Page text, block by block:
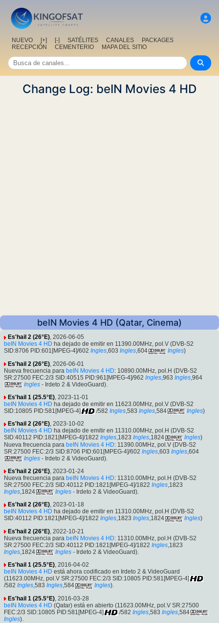
NUEVO [+] [-] SATÉLITES CANALES
PACKAGES
RECEPCIÓN
CEMENTERIO MAPA DEL SITIO
Change Log: beIN Movies 4 HD
beIN Movies 4 HD (Qatar, Cinema)
Es'hail 2 (26°E), 2026-06-05
beIN Movies 4 HD ha dejado de emitir en 11390.00MHz, pol.V (DVB-S2
SID:8706 PID:601[MPEG-4]/602 Ingles,603 Ingles,604 Ingles)
Es'hail 2 (26°E) , 2026-06-01
Nueva frecuencia para beIN Movies 4 HD: 10890.00MHz, pol.H (DVB-S2
SR:27500 FEC:2/3 SID:40515 PID:961[MPEG-4]/962 Ingles ,963 Ingles ,964
Ingles - Irdeto 2 & VideoGuard).
Es'hail 1 (25.5°E), 2023-11-01
beIN Movies 4 HD ha dejado de emitir en 11623.00MHz, pol.V (DVB-S2
SID:10805 PID:581[MPEG-4]
/582 Ingles,583 Ingles,584 Ingles)
Es'hail 2 (26°E), 2023-10-02
beIN Movies 4 HD ha dejado de emitir en 11310.00MHz, pol.H (DVB-S2
SID:40112 PID:1821[MPEG-4]/1822 Ingles,1823 Ingles,1824 Ingles)
Nueva frecuencia para beIN Movies 4 HD: 11390.00MHz, pol.V (DVB-S2
SR:27500 FEC:2/3 SID:8706 PID:601[MPEG-4]/602 Ingles ,603 Ingles ,604
Ingles - Irdeto 2 & VideoGuard).
Es'hail 2 (26°E), 2023-01-24
Nueva frecuencia para beIN Movies 4 HD: 11310.00MHz, pol.H (DVB-S2
SR:27500 FEC:2/3 SID:40112 PID:1821[MPEG-4]/1822 Ingles,1823
Ingles,1824 Ingles - Irdeto 2 & VideoGuard).
Es'hail 2 (26°E), 2023-01-18
beIN Movies 4 HD ha dejado de emitir en 11310.00MHz, pol.H (DVB-S2
SID:40112 PID:1821[MPEG-4]/1822 Ingles,1823 Ingles,1824 Ingles)
Es'hail 2 (26°E) , 2022-10-21
Nueva frecuencia para beIN Movies 4 HD: 11310.00MHz, pol.H (DVB-S2
SR:27500 FEC:2/3 SID:40112 PID:1821[MPEG-4]/1822 Ingles ,1823
Ingles ,1824 Ingles - Irdeto 2 & VideoGuard).
Es'hail 1 (25.5°E), 2016-04-02
beIN Movies 4 HD está ahora codificado en Irdeto 2 & VideoGuard
(11623.00MHz, pol.V SR:27500 FEC:2/3 SID:10805 PID:581[MPEG-4]
/582 Ingles,583 Ingles,584 Ingles).
Es'hail 1 (25.5°E) , 2016-03-28
beIN Movies 4 HD (Qatar) está en abierto (11623.00MHz, pol.V SR:27500
FEC:2/3 SID:10805 PID:581[MPEG-4]
/582 Ingles ,583 Ingles ,584
Ingles).